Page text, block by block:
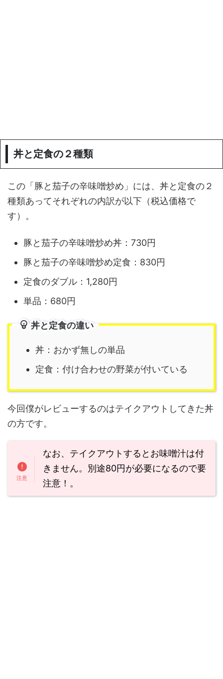
丼と定食の２種類
この「豚と茄子の辛味噌炒め」には、丼と定食の２
種類あってそれぞれの内訳が以下（税込価格で
す）。
豚と茄子の辛味噌炒め丼：730円
豚と茄子の辛味噌炒め定食：830円
定食のダブル：1,280円
単品：680円
丼と定食の違い
丼：おかず無しの単品
定食：付け合わせの野菜が付いている
今回僕がレビューするのはテイクアウトしてきた丼
の方です。
なお、テイクアウトするとお味噌汁は付
きません。別途80円が必要になるので要
注意！。